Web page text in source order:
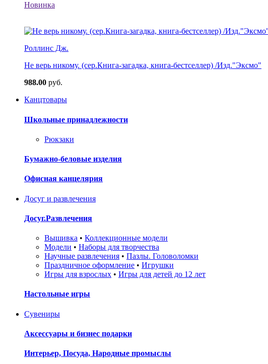
Новинка
Роллинс Дж.
Не верь никому. (сер.Книга-загадка, книга-бестселлер) /Изд."Эксмо"
988.00 руб.
Канцтовары
Школьные принадлежности
Рюкзаки
Бумажно-беловые изделия
Офисная канцелярия
Досуг и развлечения
Досуг.Развлечения
Вышивка • Коллекционные модели
Модели • Наборы для творчества
Научные развлечения • Пазлы. Головоломки
Праздничное оформление • Игрушки
Игры для взрослых • Игры для детей до 12 лет
Настольные игры
Сувениры
Аксессуары и бизнес подарки
Интерьер, Посуда, Народные промыслы